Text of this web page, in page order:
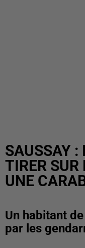
SAUSSAY
TIRER SUR
UNE
Un habitant
par les